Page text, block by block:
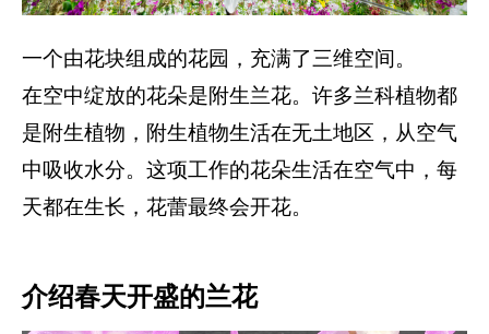
一个由花块组成的花园，充满了三维空间。
在空中绽放的花朵是附生兰花。许多兰科植物都
是附生植物，附生植物生活在无土地区，从空气
中吸收水分。这项工作的花朵生活在空气中，每
天都在生长，花蕾最终会开花。
介绍春天开盛的兰花